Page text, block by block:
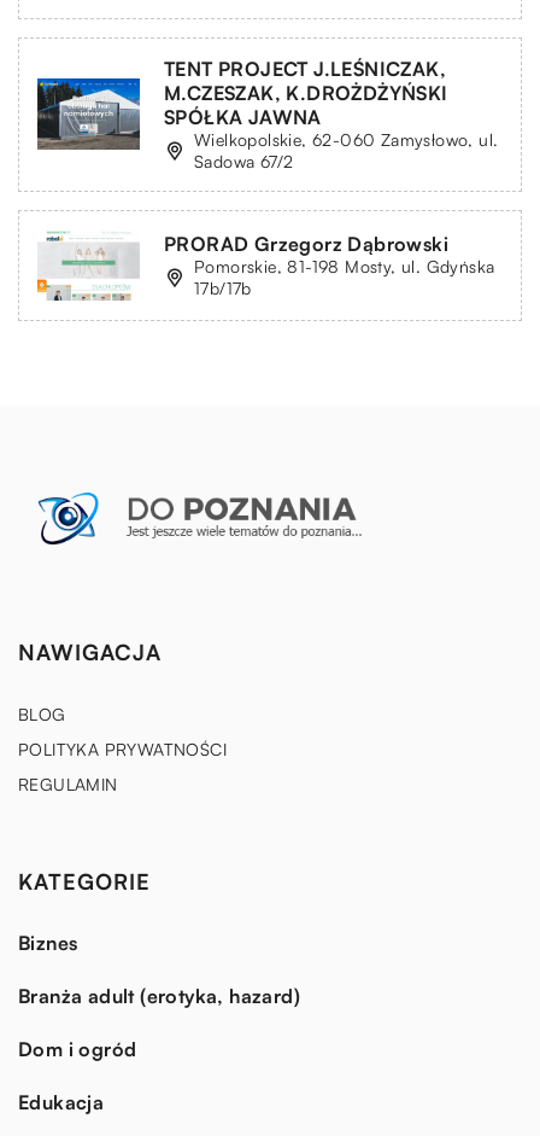
TENT PROJECT J.LEŚNICZAK,
M.CZESZAK, K.DROŻDŻYŃSKI
SPÓŁKA JAWNA
Wielkopolskie, 62-060 Zamysłowo, ul.
Sadowa 67/2
PRORAD Grzegorz Dąbrowski
Pomorskie, 81-198 Mosty, ul. Gdyńska
17b/17b
NAWIGACJA
BLOG
POLITYKA PRYWATNOŚCI
REGULAMIN
KATEGORIE
Biznes
Branża adult (erotyka, hazard)
Dom i ogród
Edukacja